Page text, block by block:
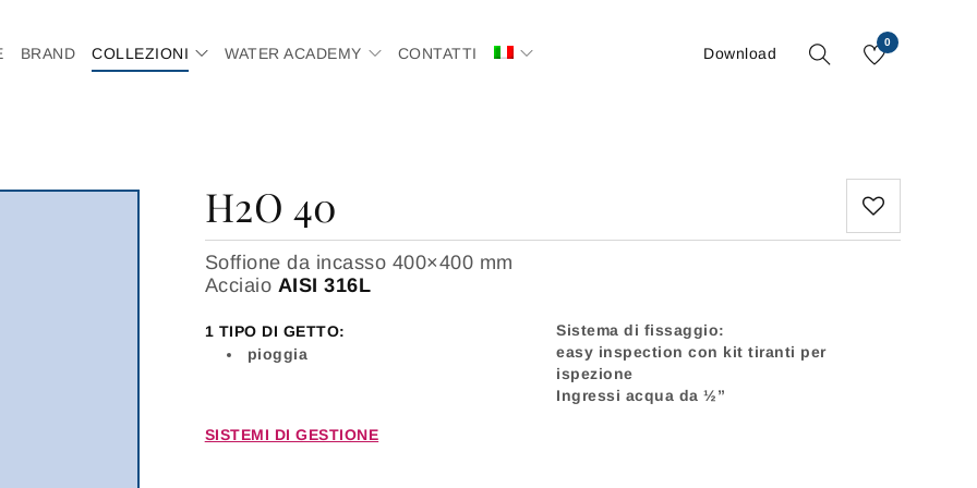
BRAND COLLEZIONI WATER ACADEMY CONTATTI
0
Download
H2O 40
Soffione da incasso 400×400 mm
Acciaio AISI 316L
1 TIPO DI GETTO:
pioggia
Sistema di fissaggio:
easy inspection con kit tiranti per
ispezione
Ingressi acqua da ½”
SISTEMI DI GESTIONE